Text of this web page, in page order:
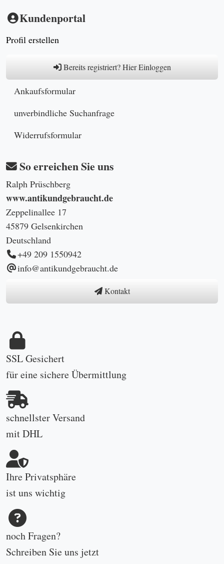
Kundenportal
Profil erstellen
Bereits registriert? Hier Einloggen
Ankaufsformular
unverbindliche Suchanfrage
Widerrufsformular
So erreichen Sie uns
Ralph Prüschberg
www.antikundgebraucht.de
Zeppelinallee 17
45879 Gelsenkirchen
Deutschland
+49 209 1550942
info@antikundgebraucht.de
Kontakt
SSL Gesichert
für eine sichere Übermittlung
schnellster Versand
mit DHL
Ihre Privatsphäre
ist uns wichtig
noch Fragen?
Schreiben Sie uns jetzt